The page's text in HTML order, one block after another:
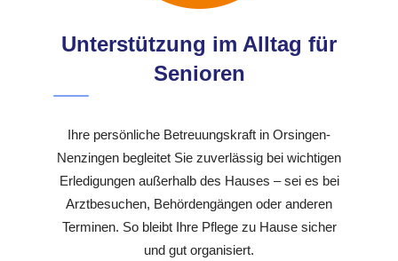
Unterstützung im Alltag für
Senioren
Ihre persönliche Betreuungskraft in Orsingen-
Nenzingen begleitet Sie zuverlässig bei wichtigen
Erledigungen außerhalb des Hauses – sei es bei
Arztbesuchen, Behördengängen oder anderen
Terminen. So bleibt Ihre Pflege zu Hause sicher
und gut organisiert.